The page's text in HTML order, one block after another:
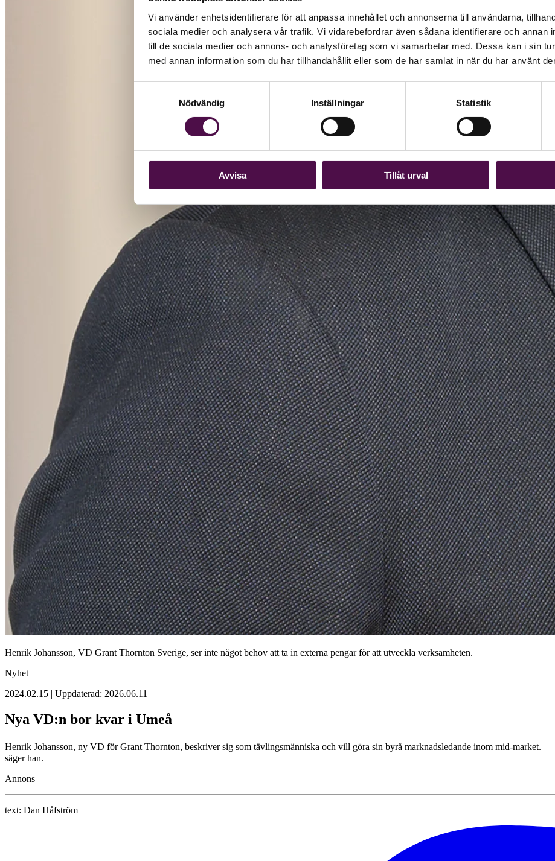
Vi använder enhetsidentifierare för att anpassa innehållet och annonserna till användarna,
sociala medier och analysera vår trafik. Vi vidarebefordrar även sådana identifierare och annan
till de sociala medier och annons- och analysföretag som vi samarbetar med. Dessa kan i sin
med annan information som du har tillhandahållit eller som de har samlat in när du har använt
Nödvändig
Inställningar Statistik
Avvisa Tillåt urval
Henrik Johansson, VD Grant Thornton Sverige, ser inte något behov att ta in externa pengar för att utveckla verksamheten.
Nyhet
2024.02.15 | Uppdaterad: 2026.06.11
Nya VD:n bor kvar i Umeå
Henrik Johansson, ny VD för Grant Thornton, beskriver sig som tävlingsmänniska och vill göra sin byrå marknadsledande inom mid-market.
säger han.
Annons
text: Dan Håfström